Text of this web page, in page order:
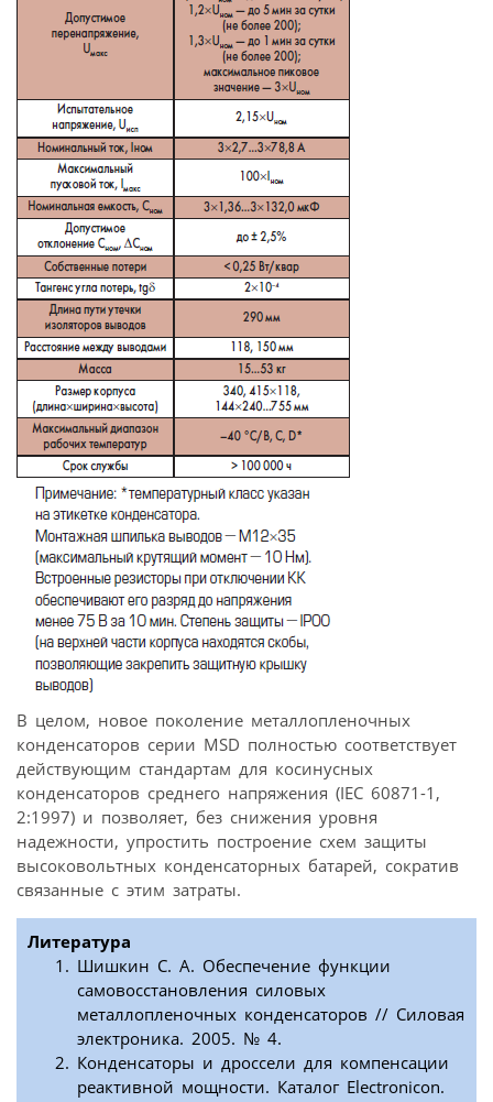
В целом, новое поколение металлопленочных
конденсаторов серии MSD полностью соответствует
действующим стандартам для косинусных
конденсаторов среднего напряжения (IEC 60871-1,
2:1997) и позволяет, без снижения уровня
надежности, упростить построение схем защиты
высоковольтных конденсаторных батарей, сократив
связанные с этим затраты.
Литература
Шишкин С. А. Обеспечение функции
самовосстановления силовых
металлопленочных конденсаторов // Силовая
электроника. 2005. № 4.
Конденсаторы и дроссели для компенсации
реактивной мощности. Каталог Electronicon.